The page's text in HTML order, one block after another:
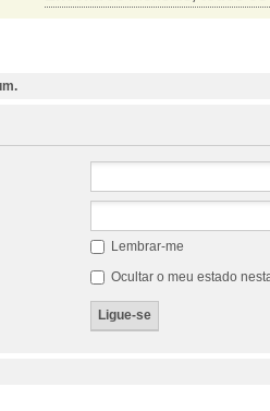
Lembrar-me
Ocultar o meu estado